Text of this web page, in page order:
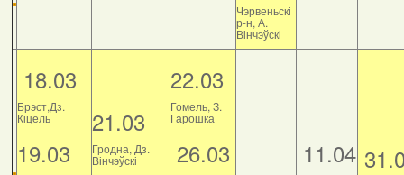
Чэрвеньскі
р-н, А.
Вінчэўскі
18.03
Брэст,Дз.
Кіцель
19.03
21.03
Гродна, Дз.
Вінчэўскі
22.03
Гомель, З.
Гарошка
26.03 11.04